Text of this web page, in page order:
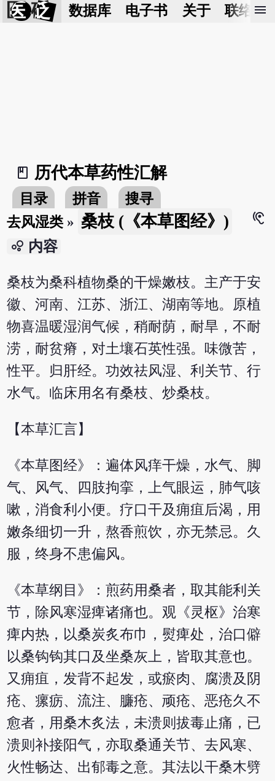
医 砭 数据库 电子书 关于 联络我
menu
book_2
历代本草药性汇解
目录 拼音
搜寻
去风湿类 » 桑枝 (《本草图经》)
hearing
bubble_chart 内容
桑枝为桑科植物桑的干燥嫩枝。主产于安
徽、河南、江苏、浙江、湖南等地。原植
物喜温暖湿润气候，稍耐荫，耐旱，不耐
涝，耐贫瘠，对土壤石英性强。味微苦，
性平。归肝经。功效祛风湿、利关节、行
水气。临床用名有桑枝、炒桑枝。
【本草汇言】
《本草图经》：遍体风痒干燥，水气、脚
气、风气、四肢拘挛，上气眼运，肺气咳
嗽，消食利小便。疗口干及痈疽后渴，用
嫩条细切一升，熬香煎饮，亦无禁忌。久
服，终身不患偏风。
《本草纲目》：煎药用桑者，取其能利关
节，除风寒湿痺诸痛也。观《灵枢》治寒
痺内热，以桑炭炙布巾，熨痺处，治口僻
以桑钩钩其口及坐桑灰上，皆取其意也。
又痈疽，发背不起发，或瘀肉、腐溃及阴
疮、瘰疬、流注、臁疮、顽疮、恶疮久不
愈者，用桑木炙法，未溃则拔毒止痛，已
溃则补接阳气，亦取桑通关节、去风寒、
火性畅达、出郁毒之意。其法以干桑木劈